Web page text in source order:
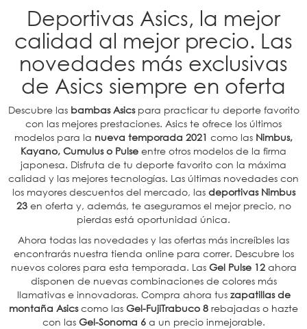
Deportivas Asics, la mejor
calidad al mejor precio. Las
novedades más exclusivas
de Asics siempre en oferta
Descubre las bambas Asics para practicar tu deporte favorito
con las mejores prestaciones. Asics te ofrece los últimos
modelos para la nueva temporada 2021 como las Nimbus,
Kayano, Cumulus o Pulse entre otros modelos de la firma
japonesa. Disfruta de tu deporte favorito con la máxima
calidad y las mejores tecnologías. Las últimas novedades con
los mayores descuentos del mercado, lasdeportivas Nimbus
23en oferta y, además, te aseguramos el mejor precio, no
pierdas está oportunidad única.
Ahora todas las novedades y las ofertas más increíbles las
encontrarás nuestra tienda online para correr. Descubre los
nuevos colores para esta temporada. Las Gel Pulse 12 ahora
disponen de nuevas combinaciones de colores más
llamativas e innovadoras. Compra ahora tus zapatillas de
montaña Asicscomo las Gel-FujiTrabuco 8 rebajadas o hazte
con las Gel-Sonoma 6a un precio inmejorable.